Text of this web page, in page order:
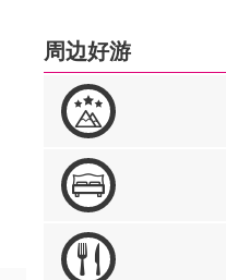
周边好游